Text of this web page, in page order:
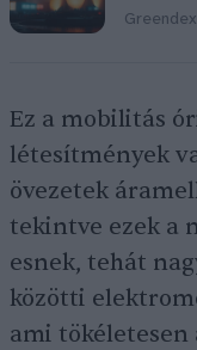
Ez a mobilitás
létesítmények
övezetek
tekintve ezek a
esnek, tehát
közötti
ami tökéletesen